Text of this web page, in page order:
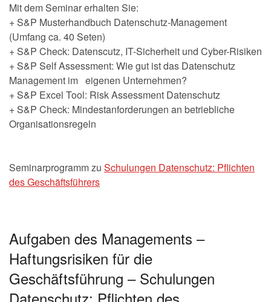
Mit dem Seminar erhalten Sie:
+ S&P Musterhandbuch Datenschutz-Management
(Umfang ca. 40 Seten)
+ S&P Check: Datenscutz, IT-Sicherheit und Cyber-Risiken
+ S&P Self Assessment: Wie gut ist das Datenschutz
Management im eigenen Unternehmen?
+ S&P Excel Tool: Risk Assessment Datenschutz
+ S&P Check: Mindestanforderungen an betriebliche
Organisationsregeln
Seminarprogramm zu Schulungen Datenschutz: Pflichten
des Geschäftsführers
Aufgaben des Managements –
Haftungsrisiken für die
Geschäftsführung – Schulungen